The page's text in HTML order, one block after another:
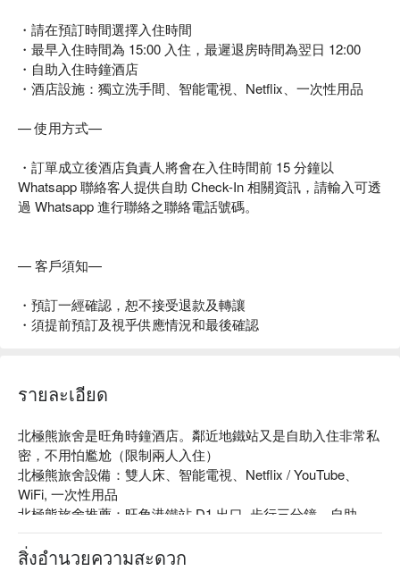
・請在預訂時間選擇入住時間
・最早入住時間為 15:00 入住，最遲退房時間為翌日 12:00
・自助入住時鐘酒店
・酒店設施：獨立洗手間、智能電視、Netflix、一次性用品
— 使用方式—
・訂單成立後酒店負責人將會在入住時間前 15 分鐘以
Whatsapp 聯絡客人提供自助 Check-In 相關資訊，請輸入可透
過 Whatsapp 進行聯絡之聯絡電話號碼。
— 客戶須知—
・預訂一經確認，恕不接受退款及轉讓
・須提前預訂及視乎供應情況和最後確認
รายละเอียด
北極熊旅舍是旺角時鐘酒店。鄰近地鐵站又是自助入住非常私
密，不用怕尷尬（限制兩人入住）
北極熊旅舍設備：雙人床、智能電視、Netflix / YouTube、
WiFi, 一次性用品
北極熊旅舍推薦：旺角港鐵站 D1 出口, 步行三分鐘、自助
check in
提供多個各種主題套房，視付供應情況而定。
สิ่งอำนวยความสะดวก